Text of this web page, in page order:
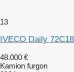
13
IVECO Daily 72C18
48.000 €
Kamion furgon